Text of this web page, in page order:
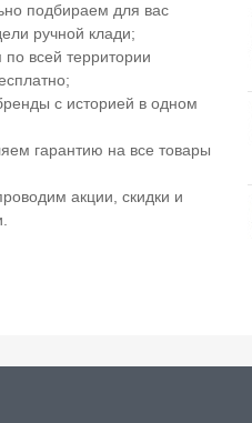
подбираем для вас
ручной клади;
всей территории
с историей в одном
гарантию на все товары
акции, скидки и